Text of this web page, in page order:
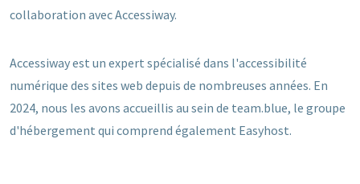
collaboration avec Accessiway.
Accessiway est un expert spécialisé dans l'accessibilité
numérique des sites web depuis de nombreuses années. En
2024, nous les avons accueillis au sein de team.blue, le groupe
d'hébergement qui comprend également Easyhost.